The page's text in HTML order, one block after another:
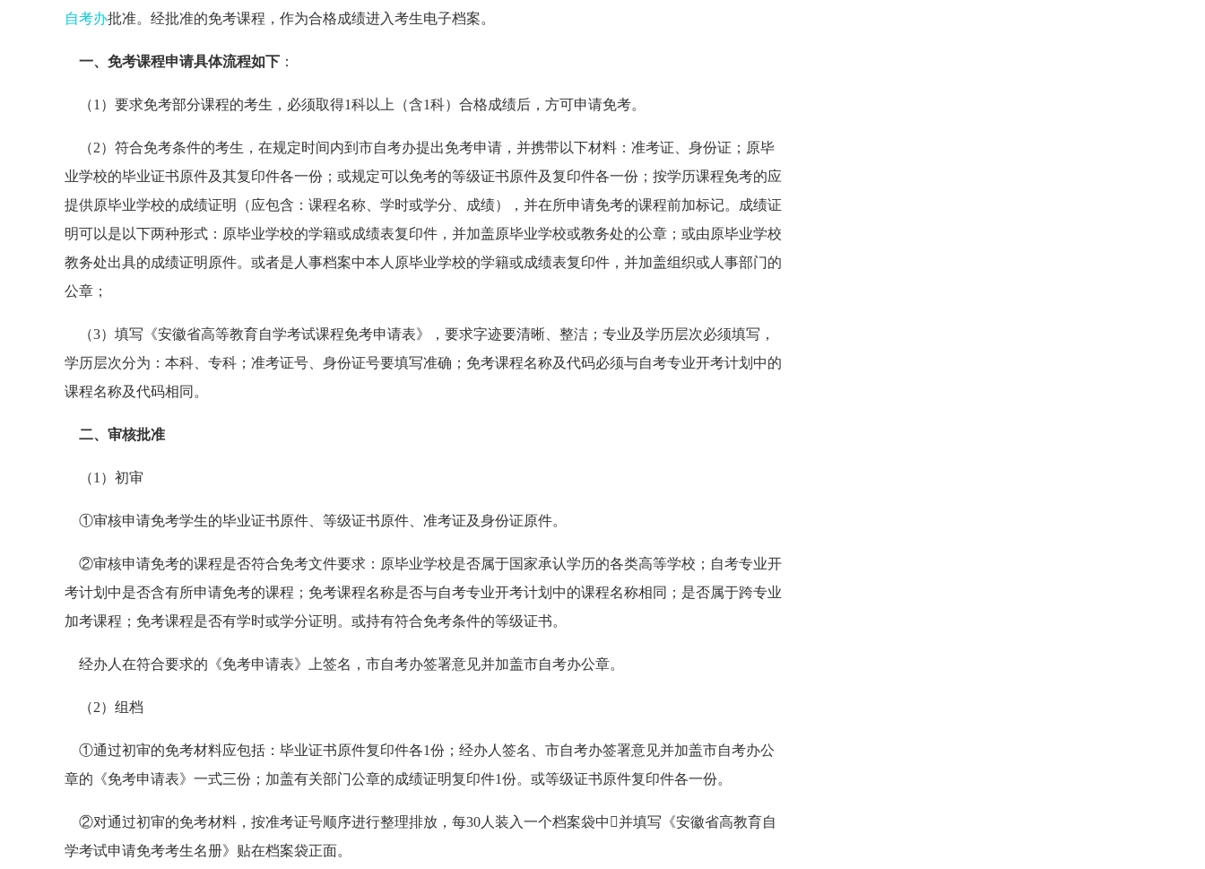
自考办批准。经批准的免考课程，作为合格成绩进入考生电子档案。
一、免考课程申请具体流程如下 ：
（1）要求免考部分课程的考生，必须取得1科以上（含1科）合格成绩后，方可申请免考。
（2）符合免考条件的考生，在规定时间内到市自考办提出免考申请，并携带以下材料：准考证、身份证；原毕
业学校的毕业证书原件及其复印件各一份；或规定可以免考的等级证书原件及复印件各一份；按学历课程免考的应
提供原毕业学校的成绩证明（应包含：课程名称、学时或学分、成绩），并在所申请免考的课程前加标记。成绩证
明可以是以下两种形式：原毕业学校的学籍或成绩表复印件，并加盖原毕业学校或教务处的公章；或由原毕业学校
教务处出具的成绩证明原件。或者是人事档案中本人原毕业学校的学籍或成绩表复印件，并加盖组织或人事部门的
公章；
（3）填写《安徽省高等教育自学考试课程免考申请表》，要求字迹要清晰、整洁；专业及学历层次必须填写，
学历层次分为：本科、专科；准考证号、身份证号要填写准确；免考课程名称及代码必须与自考专业开考计划中的
课程名称及代码相同。
二、审核批准
（1）初审
①审核申请免考学生的毕业证书原件、等级证书原件、准考证及身份证原件。
②审核申请免考的课程是否符合免考文件要求：原毕业学校是否属于国家承认学历的各类高等学校；自考专业开
考计划中是否含有所申请免考的课程；免考课程名称是否与自考专业开考计划中的课程名称相同；是否属于跨专业
加考课程；免考课程是否有学时或学分证明。或持有符合免考条件的等级证书。
经办人在符合要求的《免考申请表》上签名，市自考办签署意见并加盖市自考办公章。
（2）组档
①通过初审的免考材料应包括：毕业证书原件复印件各1份；经办人签名、市自考办签署意见并加盖市自考办公
章的《免考申请表》一式三份；加盖有关部门公章的成绩证明复印件1份。或等级证书原件复印件各一份。
②对通过初审的免考材料，按准考证号顺序进行整理排放，每30人装入一个档案袋中并填写《安徽省高教育自
学考试申请免考考生名册》贴在档案袋正面。